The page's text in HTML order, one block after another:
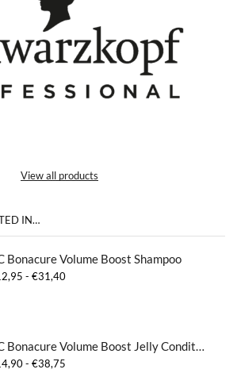
View all products
IN…
Bonacure Volume Boost Shampoo
- €31,40Prijsklasse:
BC Bonacure Volume Boost Jelly Conditioner
- €38,75